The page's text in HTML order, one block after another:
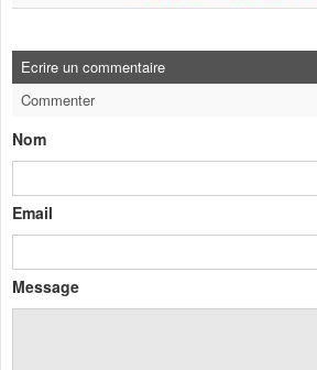
Ecrire un commentaire
Commenter
Nom
Email
Message